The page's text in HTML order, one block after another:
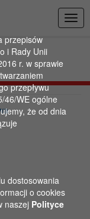
przepisów
i Rady Unii
r. w sprawie
przepływu
46/WE ogólne
że od dnia
dostosowania
o cookies
naszej Polityce